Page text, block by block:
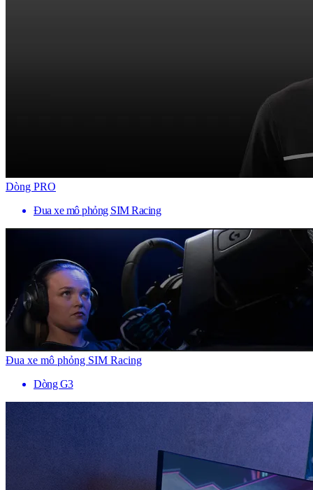
Dòng PRO
Đua xe mô phỏng SIM Racing
Đua xe mô phỏng SIM Racing
Dòng G3